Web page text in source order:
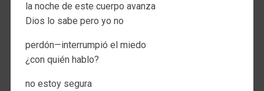
la noche de este cuerpo avanza
Dios lo sabe pero yo no
perdón—interrumpió el miedo
¿con quién hablo?
no estoy segura